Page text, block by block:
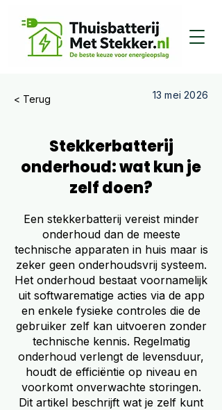
< Terug 13 mei 2026
Stekkerbatterij
onderhoud: wat kun je
zelf doen?
Een stekkerbatterij vereist minder
onderhoud dan de meeste
technische apparaten in huis maar is
zeker geen onderhoudsvrij systeem.
Het onderhoud bestaat voornamelijk
uit softwarematige acties via de app
en enkele fysieke controles die de
gebruiker zelf kan uitvoeren zonder
technische kennis. Regelmatig
onderhoud verlengt de levensduur,
houdt de efficiëntie op niveau en
voorkomt onverwachte storingen.
Dit artikel beschrijft wat je zelf kunt